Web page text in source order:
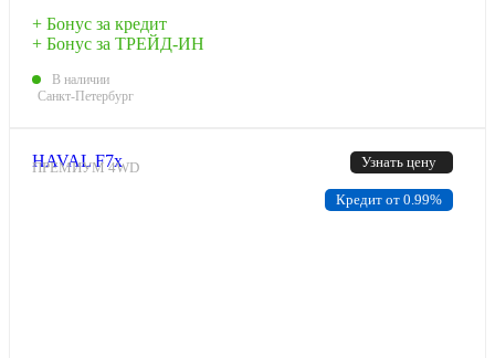
+ Бонус за кредит
+ Бонус за ТРЕЙД-ИН
В наличии
Санкт-Петербург
Узнать цену
HAVAL F7x
ПРЕМИУМ 4WD
Кредит от 0.99%